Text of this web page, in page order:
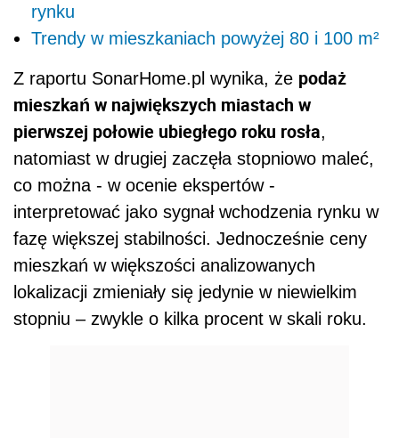
rynku
Trendy w mieszkaniach powyżej 80 i 100 m²
Z raportu SonarHome.pl wynika, że podaż
mieszkań w największych miastach w
pierwszej połowie ubiegłego roku rosła,
natomiast w drugiej zaczęła stopniowo maleć,
co można - w ocenie ekspertów -
interpretować jako sygnał wchodzenia rynku w
fazę większej stabilności. Jednocześnie ceny
mieszkań w większości analizowanych
lokalizacji zmieniały się jedynie w niewielkim
stopniu – zwykle o kilka procent w skali roku.